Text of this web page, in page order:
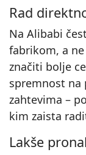
Rad
Na Alibabi
fabrikom, a
značiti bolje
spremnost na
zahtevima –
kim zaista
Lakše